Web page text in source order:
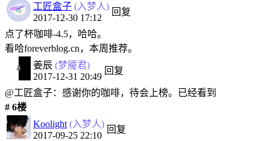
工匠盒子 (入梦人)
2017-12-30 17:12
回复
点了杯咖啡-4.5，哈哈。
看哈foreverblog.cn，本周推荐。
姜辰 (梦魇君)
2017-12-31 20:49
回复
@工匠盒子：感谢你的咖啡，待会上榜。已经看到
# 6楼
Koolight (入梦人)
2017-09-25 22:10
回复